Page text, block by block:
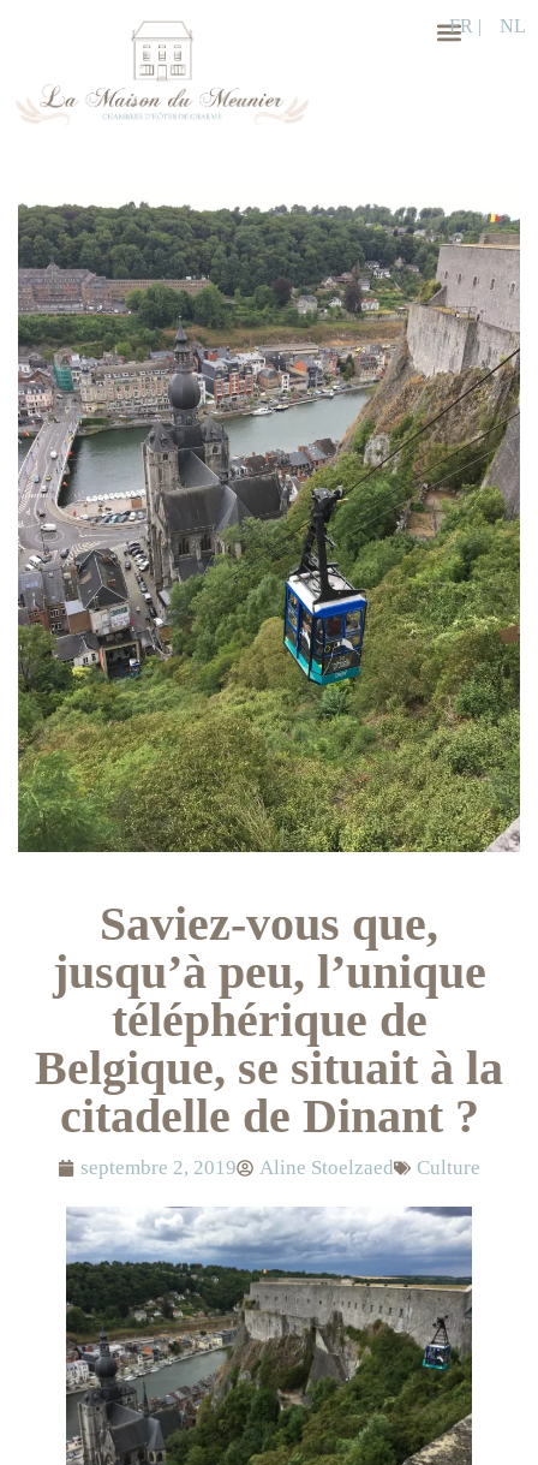
FR | NL
Saviez-vous que,
jusqu’à peu, l’unique
téléphérique de
Belgique, se situait à la
citadelle de Dinant ?
septembre 2, 2019 Aline Stoelzaed Culture